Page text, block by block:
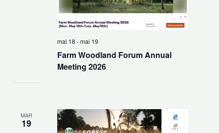
Farm Woodland Forum Annual
Meeting 2026
mai 18 -mai 19
MAR
19